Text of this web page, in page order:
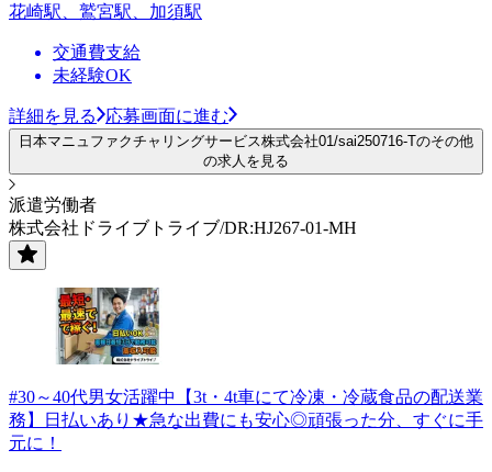
花崎駅、鷲宮駅、加須駅
交通費支給
未経験OK
詳細を見る 応募画面に進む
日本マニュファクチャリングサービス株式会社01/sai250716-Tのその他
の求人を見る
派遣労働者
株式会社ドライブトライブ/DR:HJ267-01-MH
#30～40代男女活躍中【3t・4t車にて冷凍・冷蔵食品の配送業
務】日払いあり★急な出費にも安心◎頑張った分、すぐに手
元に！